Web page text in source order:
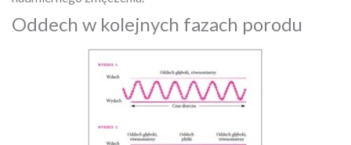
Oddech w kolejnych fazach porodu